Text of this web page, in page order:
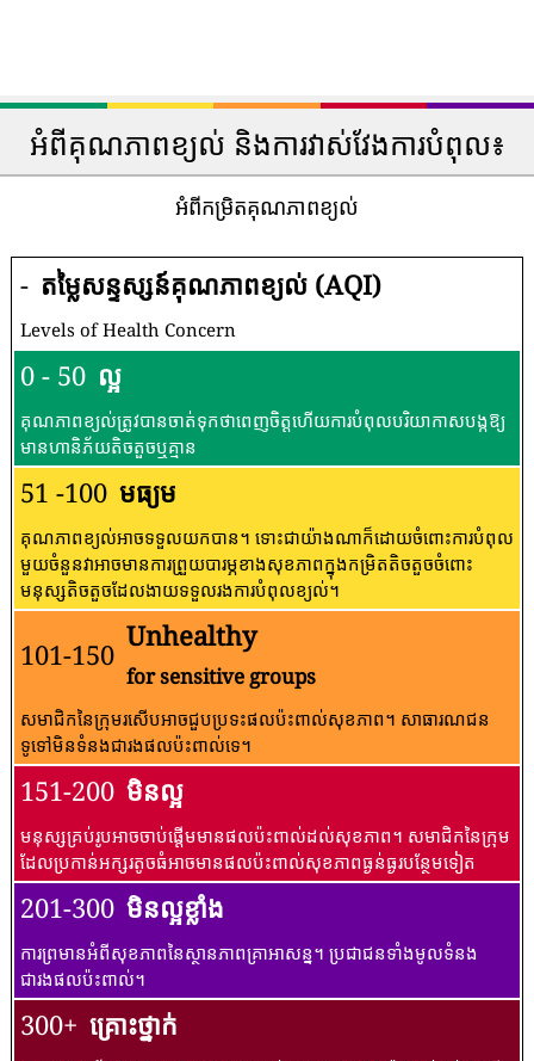
អំពីគុណភាពខ្យល់ និងការវាស់វែងការបំពុល៖
អំពីកម្រិតគុណភាពខ្យល់
- តម្លៃសន្ទស្សន៍គុណភាពខ្យល់ (AQI)
Levels of Health Concern
0 - 50 ល្អ
គុណភាពខ្យល់ត្រូវបានចាត់ទុកថាពេញចិត្តហើយការបំពុលបរិយាកាសបង្កឱ្យ
មានហានិភ័យតិចតួចឬគ្មាន
51 -100 មធ្យម
គុណភាពខ្យល់អាចទទួលយកបាន។ ទោះជាយ៉ាងណាក៏ដោយចំពោះការបំពុល
មួយចំនួនវាអាចមានការព្រួយបារម្ភខាងសុខភាពក្នុងកម្រិតតិចតួចចំពោះ
មនុស្សតិចតួចដែលងាយទទួលរងការបំពុលខ្យល់។
101-150
Unhealthy
for sensitive groups
សមាជិកនៃក្រុមរសើបអាចជួបប្រទះផលប៉ះពាល់សុខភាព។ សាធារណជន​
ទូទៅ​មិន​ទំនង​ជា​រង​ផល​ប៉ះពាល់​ទេ។
151-200 មិនល្អ
មនុស្សគ្រប់រូបអាចចាប់ផ្តើមមានផលប៉ះពាល់ដល់សុខភាព។ សមាជិកនៃក្រុម
ដែលប្រកាន់អក្សរតូចធំអាចមានផលប៉ះពាល់សុខភាពធ្ងន់ធ្ងរបន្ថែមទៀត
201-300 មិនល្អខ្លាំង
ការព្រមានអំពីសុខភាពនៃស្ថានភាពគ្រាអាសន្ន។ ប្រជាជនទាំងមូលទំនង
ជារងផលប៉ះពាល់។
300+ គ្រោះថ្នាក់